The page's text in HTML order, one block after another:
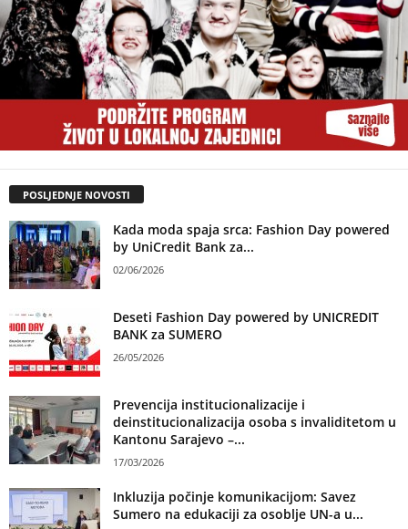
POSLJEDNJE NOVOSTI
Kada moda spaja srca: Fashion Day powered
by UniCredit Bank za...
02/06/2026
Deseti Fashion Day powered by UNICREDIT
BANK za SUMERO
26/05/2026
Prevencija institucionalizacije i
deinstitucionalizacija osoba s invaliditetom u
Kantonu Sarajevo –...
17/03/2026
Inkluzija počinje komunikacijom: Savez
Sumero na edukaciji za osoblje UN-a u...